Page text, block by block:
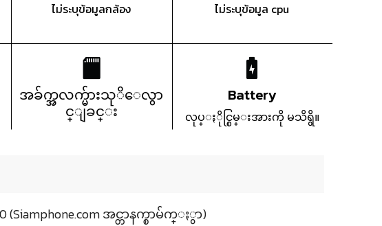
ไม่ระบุข้อมูลกล้อง ไม่ระบุข้อมูล cpu
အခ်က္အလက္မ်ားသုိေလွာ
င္ျခင္း
Battery
လုပ္ႏိုင္စြမ္းအားကို မသိရွိ။
(Siamphone.com အင္တာနက္စာမ်က္ႏွာ)